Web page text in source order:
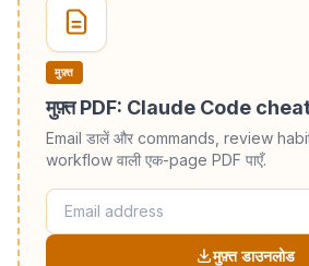
मुफ़्त
मुफ़्त PDF: Claude Code
Email डालें और commands, review
workflow वाली एक-page PDF पाएँ.
मुफ़्त डाउनलोड